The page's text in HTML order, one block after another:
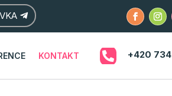
KONTAKT  +420